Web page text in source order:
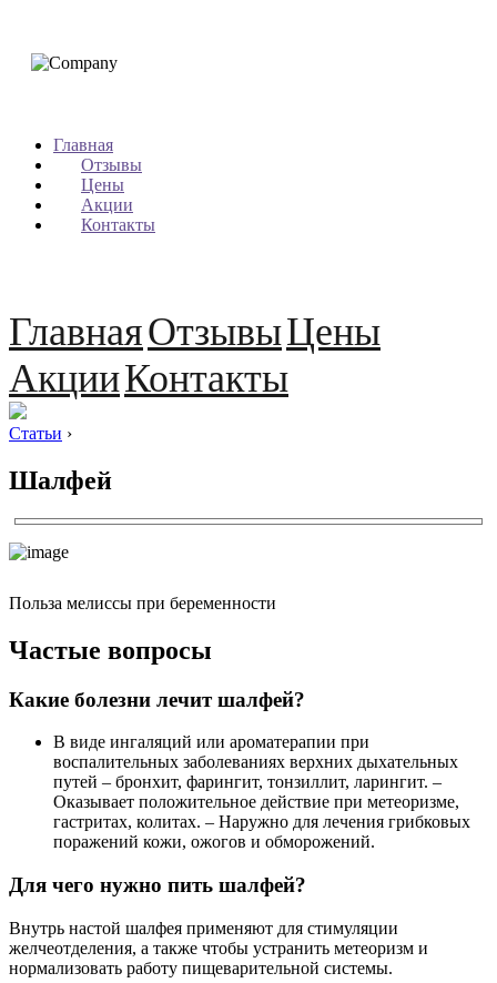
Главная
Отзывы
Цены
Акции
Контакты
ГлавнаяОтзывыЦены
АкцииКонтакты
Статьи ›
Шалфей
Польза мелиссы при беременности
Частые вопросы
Какие болезни лечит шалфей?
В виде ингаляций или ароматерапии при
воспалительных заболеваниях верхних дыхательных
путей – бронхит, фарингит, тонзиллит, ларингит. –
Оказывает положительное действие при метеоризме,
гастритах, колитах. – Наружно для лечения грибковых
поражений кожи, ожогов и обморожений.
Для чего нужно пить шалфей?
Внутрь настой шалфея применяют для стимуляции
желчеотделения, а также чтобы устранить метеоризм и
нормализовать работу пищеварительной системы.